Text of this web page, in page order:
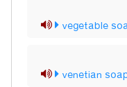
vegetable
venetian